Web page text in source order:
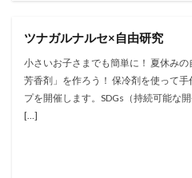
ツナガルナルセ×自由研究
小さいお子さまでも簡単に！ 夏休み
芳香剤」を作ろう！ 保冷剤を使って
プを開催します。SDGs（持続可能な
[…]